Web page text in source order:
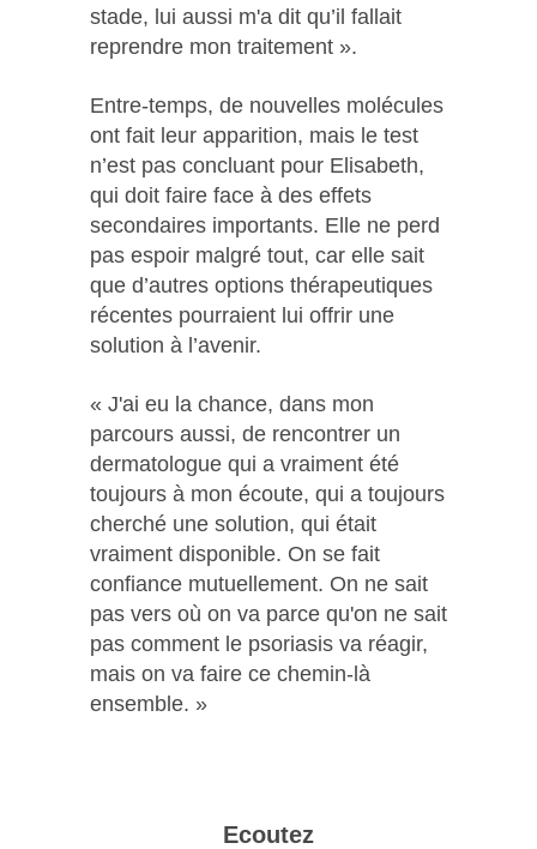
stade, lui aussi m'a dit qu’il fallait
reprendre mon traitement ».
Entre-temps, de nouvelles molécules
ont fait leur apparition, mais le test
n’est pas concluant pour Elisabeth,
qui doit faire face à des effets
secondaires importants. Elle ne perd
pas espoir malgré tout, car elle sait
que d’autres options thérapeutiques
récentes pourraient lui offrir une
solution à l’avenir.
« J'ai eu la chance, dans mon
parcours aussi, de rencontrer un
dermatologue qui a vraiment été
toujours à mon écoute, qui a toujours
cherché une solution, qui était
vraiment disponible. On se fait
confiance mutuellement. On ne sait
pas vers où on va parce qu'on ne sait
pas comment le psoriasis va réagir,
mais on va faire ce chemin-là
ensemble. »
Ecoutez